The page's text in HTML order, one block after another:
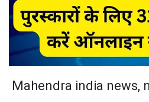
Mahendra india news,